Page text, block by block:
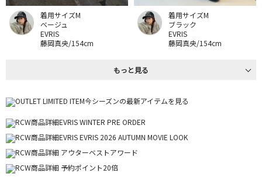
着用サイズM
ベージュ
EVRIS
藤岡真央/154cm
着用サイズM
ブラック
EVRIS
藤岡真央/154cm
もっと見る